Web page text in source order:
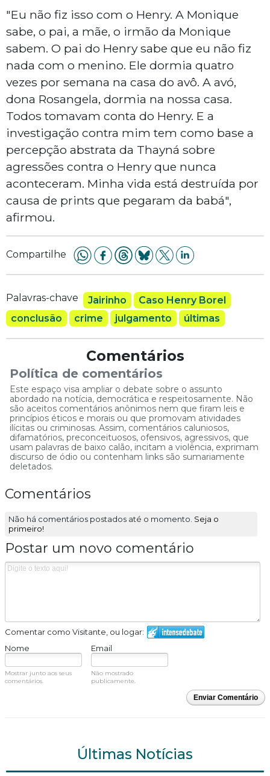
"Eu não fiz isso com o Henry. A Monique
sabe, o pai, a mãe, o irmão da Monique
sabem. O pai do Henry sabe que eu não fiz
nada com o menino. Ele dormia quatro
vezes por semana na casa do avô. A avó,
dona Rosangela, dormia na nossa casa.
Todos tomavam conta do Henry. E a
investigação contra mim tem como base a
percepção abstrata da Thayná sobre
agressões contra o Henry que nunca
aconteceram. Minha vida está destruída por
causa de prints que pegaram da babá",
afirmou.
Compartilhe
Palavras-chave Jairinho
Caso Henry Borel
conclusão
crime julgamento últimas
Comentários
Política de comentários
Este espaço visa ampliar o debate sobre o assunto
abordado na notícia, democrática e respeitosamente. Não
são aceitos comentários anônimos nem que firam leis e
princípios éticos e morais ou que promovam atividades
ilícitas ou criminosas. Assim, comentários caluniosos,
difamatórios, preconceituosos, ofensivos, agressivos, que
usam palavras de baixo calão, incitam a violência, exprimam
discurso de ódio ou contenham links são sumariamente
deletados.
Comentários
Não há comentários postados até o momento. Seja o
primeiro!
Postar um novo comentário
Comentar como Visitante, ou logar:
Nome
Email
Mostrar junto aos seus
comentários.
Não mostrado
publicamente.
Enviar Comentário
Últimas Notícias